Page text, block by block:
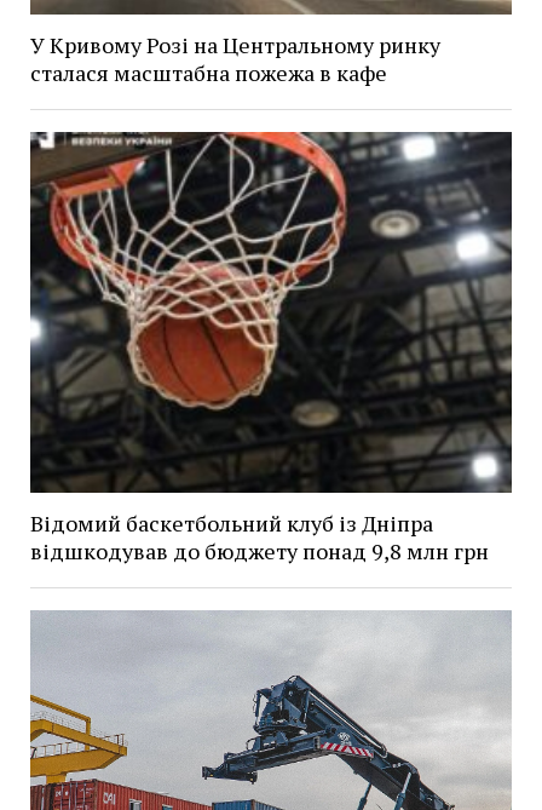
У Кривому Розі на Центральному ринку
сталася масштабна пожежа в кафе
Відомий баскетбольний клуб із Дніпра
відшкодував до бюджету понад 9,8 млн грн